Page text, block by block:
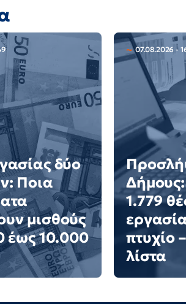
δύο
Ποια
μισθούς
έως 10.000
07.08.2026 -
1.779
πτυχίο
λίστα